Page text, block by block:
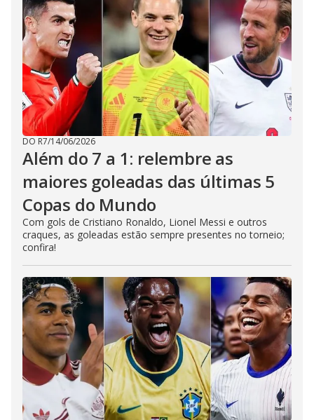
DO R7/14/06/2026
Além do 7 a 1: relembre as
maiores goleadas das últimas 5
Copas do Mundo
Com gols de Cristiano Ronaldo, Lionel Messi e outros
craques, as goleadas estão sempre presentes no torneio;
confira!